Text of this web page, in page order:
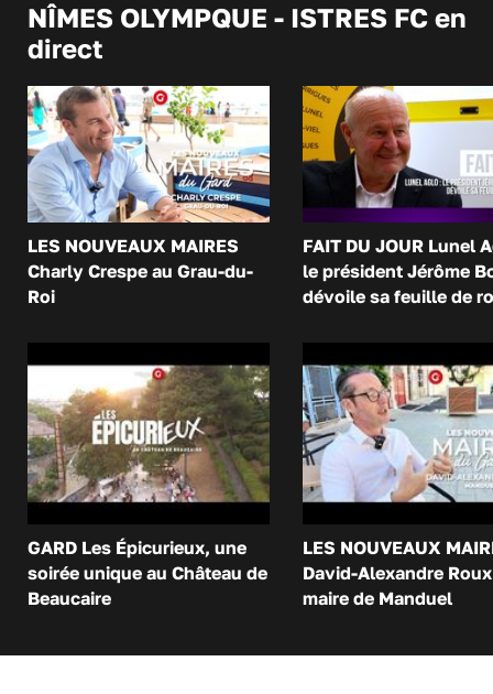
NÎMES OLYMPQUE - ISTRES FC en
direct
LES NOUVEAUX MAIRES
Charly Crespe au Grau-du-
Roi
FAIT DU JOUR Lunel
le président Jérôme
dévoile sa feuille de
GARD Les Épicurieux, une
soirée unique au Château de
Beaucaire
LES NOUVEAUX
David-Alexandre
maire de Manduel